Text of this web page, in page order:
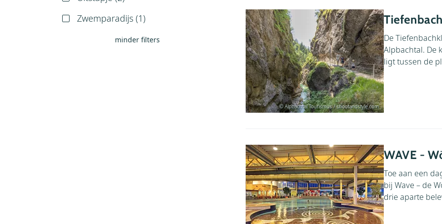
Zwemparadijs (1)
minder filters
© Alpbachtal Tourismus / shootandstyle.com
De
Alpbachtal. De
ligt tussen de
WAVE -
Toe aan een
bij Wave – de
drie aparte